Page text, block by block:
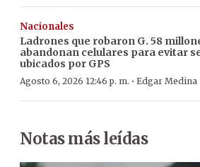
Nacionales
Ladrones que robaron G. 58
abandonan celulares para evitar
ubicados por GPS
Agosto 6, 2026 12:46 p. m. · Edgar Medina
Notas más leídas